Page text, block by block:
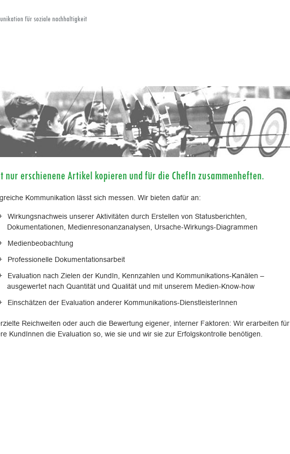
für soziale nachhaltigkeit
nur erschienene Artikel kopieren und für die ChefIn zusammenheften.
Kommunikation lässt sich messen. Wir bieten dafür an:
Wirkungsnachweis unserer Aktivitäten durch Erstellen von Statusberichten,
Dokumentationen, Medienresonanzanalysen, Ursache-Wirkungs-Diagrammen
Medienbeobachtung
Professionelle Dokumentationsarbeit
Evaluation nach Zielen der KundIn, Kennzahlen und Kommunikations-Kanälen –
ausgewertet nach Quantität und Qualität und mit unserem Medien-Know-how
Einschätzen der Evaluation anderer Kommunikations-DienstleisterInnen
Reichweiten oder auch die Bewertung eigener, interner Faktoren: Wir erarbeiten für
KundInnen die Evaluation so, wie sie und wir sie zur Erfolgskontrolle benötigen.